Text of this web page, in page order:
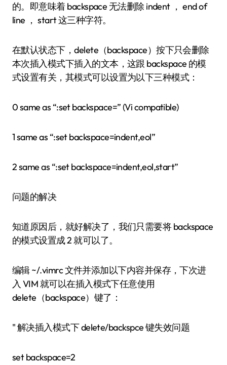
的。即意味着 backspace 无法删除 indent ， end of
line ， start 这三种字符。
在默认状态下，delete（backspace）按下只会删除
本次插入模式下插入的文本，这跟 backspace 的模
式设置有关，其模式可以设置为以下三种模式：
0 same as “:set backspace=” (Vi compatible)
1 same as “:set backspace=indent,eol”
2 same as “:set backspace=indent,eol,start”
问题的解决
知道原因后，就好解决了，我们只需要将 backspace
的模式设置成 2 就可以了。
编辑 ~/.vimrc 文件并添加以下内容并保存，下次进
入 VIM 就可以在插入模式下任意使用
delete（backspace）键了：
" 解决插入模式下 delete/backspce 键失效问题
set backspace=2